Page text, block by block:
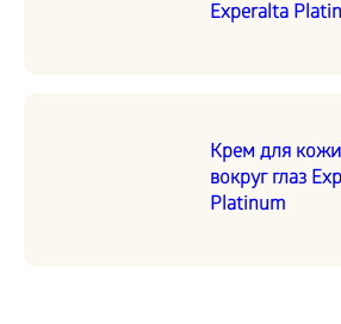
Experalta
Крем для кожи
вокруг глаз
Platinum